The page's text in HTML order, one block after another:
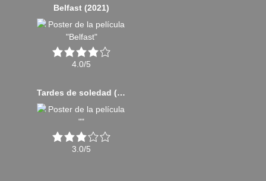
Belfast (2021)
4.0/5
Tardes de soledad (2024)
3.0/5